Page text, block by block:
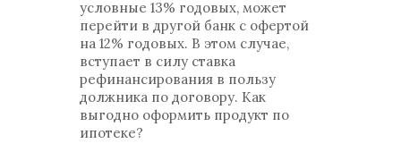
условные 13% годовых, может
перейти в другой банк с офертой
на 12% годовых. В этом случае,
вступает в силу ставка
рефинансирования в пользу
должника по договору. Как
выгодно оформить продукт по
ипотеке?